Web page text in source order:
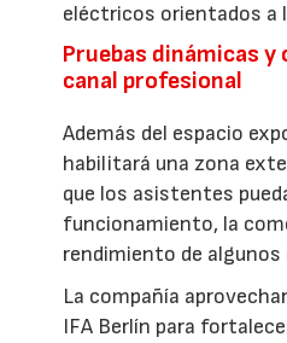
eléctricos orientados a
Pruebas dinámicas
canal profesional
Además del espacio
habilitará una zona
que los asistentes
funcionamiento, la
rendimiento de algunos
La compañía
IFA Berlín para